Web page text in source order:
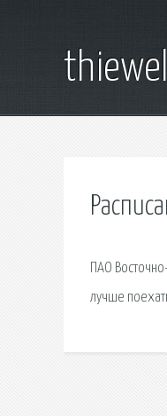
ПАО
лучше